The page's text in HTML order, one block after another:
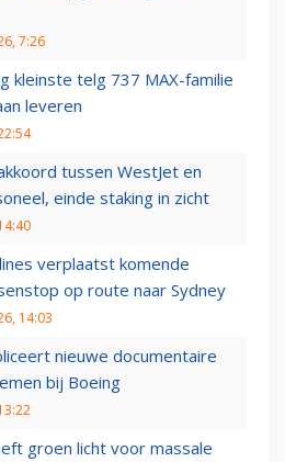
7:26
kleinste telg 737 MAX-familie
leveren
tussen WestJet en
einde staking in zicht
verplaatst komende
op route naar Sydney
14:03
nieuwe documentaire
bij Boeing
groen licht voor massale